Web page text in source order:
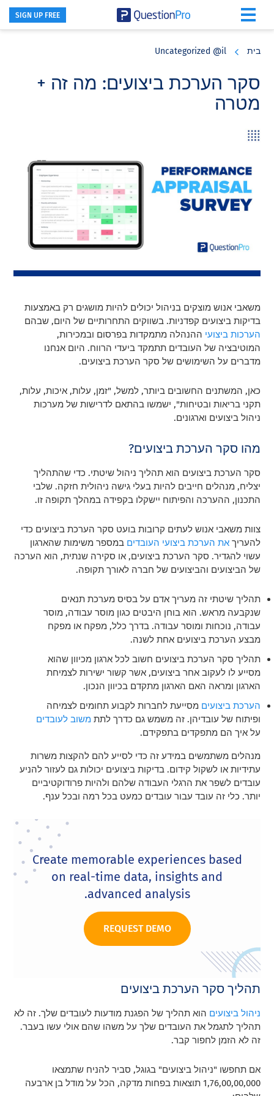
SIGN UP FREE
בית Uncategorized @il
סקר הערכת ביצועים: מה זה +
מטרה
משאבי אנוש מוצקים בניהול יכולים להיות מושגים רק באמצעות
בדיקות ביצועים קפדניות. בשווקים התחרותיים של היום, שבהם
הערכות ביצועי ההנהלה מתמקדות בפרסום ובמכירות,
המוטיבציה של העובדים תתמקד ביעדי הרווח. היום אנחנו
מדברים על השימושים של סקר הערכת ביצועים.
כאן, המשתנים החשובים ביותר, למשל, "זמן, עלות, איכות, עלות,
תקני בריאות ובטיחות", ישמשו בהתאם לדרישות של מערכות
ניהול ביצועים וארגונים.
מהו סקר הערכת ביצועים?
סקר הערכת ביצועים הוא תהליך ניהול שיטתי. כדי שהתהליך
יצליח, מנהלים חייבים להיות בעלי גישה ניהולית חזקה. שלבי
התכנון, ההערכה והפיתוח יישקלו בקפידה במהלך תקופה זו.
צוות משאבי אנוש לעתים קרובות בועט סקר הערכת ביצועים כדי
להעריךאת הערכת ביצועי העובדים במספר משימות שהארגון
עשוי להגדיר. סקר הערכת ביצועים, או סקירה שנתית, הוא הערכה
של הביצועים והביצועים של חברה לאורך תקופה.
תהליך שיטתי זה מעריך אדם על בסיס מערכת תנאים
שנקבעה מראש. הוא בוחן היבטים כגון מוסר עבודה, מוסר
עבודה, נוכחות ומוסר עבודה. בדרך כלל, מפקח או מפקח
מבצע הערכת ביצועים אחת לשנה.
תהליך סקר הערכת ביצועים חשוב לכל ארגון מכיוון שהוא
מסייע לו לעקוב אחר ביצועים, אשר קשור ישירות לצמיחת
הארגון ומראה האם הארגון מתקדם בכיוון הנכון.
הערכת ביצועים מסייעת לחברות לקבוע תחומים לצמיחה
ופיתוח של עובדיהן. זה משמש גם כדרך לתתמשוב לעובדים
על איך הם מתפקדים בתפקידם.
מנהלים משתמשים במידע זה כדי לסייע להם להקצות משרות
עתידיות או לשקול קידום. בדיקות ביצועים יכולות גם לעזור להניע
עובדים לשפר את הרגלי העבודה שלהם ולהיות פרודוקטיביים
יותר. כלי זה עובד עבור עובדים כמעט בכל רמה ובכל ענף.
Create memorable experiences based
on real-time data, insights and
advanced analysis.
REQUEST DEMO
תהליך סקר הערכת ביצועים
ניהול ביצועים הוא תהליך של הפגנת מודעות לעובדים שלך. זה לא
תהליך לתגמל את העובדים שלך על משהו שהם אולי עשו בעבר.
זה לא הזמן לחפור קבר.
אם תחפשו "ניהול ביצועים" בגוגל, סביר להניח שתמצאו
1,76,00,00,000 תוצאות בפחות מדקה, הכל על מודל בן ארבעה